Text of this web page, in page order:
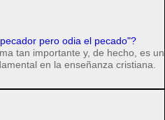
pero odia el pecado"?
tan importante y, de hecho, es un
en la enseñanza cristiana.